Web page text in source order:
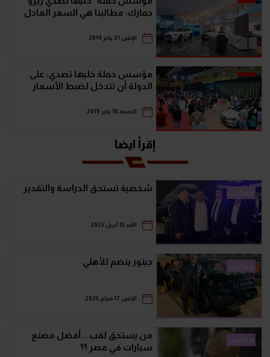
جمارك: مطالبنا هي السعر العادل
الإثنين 21 يناير 2019
مؤسس حملة خليها تصدي: على
الدولة أن تتدخل لضبط الأسعار
الجمعة 18 يناير 2019
إقرأ ايضا
شخصية تستحق الدراسة والتقدير
الأحد 13 أبريل 2025
جيتور ينضم للأهلي
الإثنين 17 فبراير 2025
من يستحق لقب .. أفضل مصنع
سيارات في مصر ؟؟